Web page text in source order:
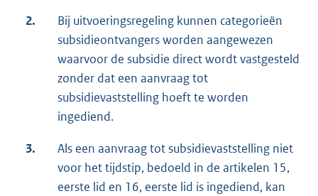
2.
Bij uitvoeringsregeling kunnen categorieën
subsidieontvangers worden aangewezen
waarvoor de subsidie direct wordt vastgesteld
zonder dat een aanvraag tot
subsidievaststelling hoeft te worden
ingediend.
3.
Als een aanvraag tot subsidievaststelling niet
voor het tijdstip, bedoeld in de artikelen 15,
eerste lid en 16, eerste lid is ingediend, kan